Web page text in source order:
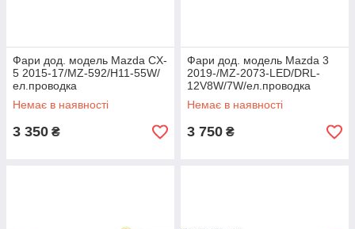
Фари дод. модель Mazda CX-
5 2015-17/MZ-592/H11-55W/
ел.проводка
Немає в наявності
3 350 ₴
Фари дод. модель Mazda 3
2019-/MZ-2073-LED/DRL-
12V8W/7W/ел.проводка
Немає в наявності
3 750 ₴